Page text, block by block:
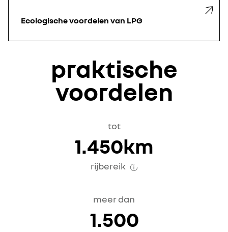
Ecologische voordelen van LPG
praktische
voordelen
tot
1.450km
rijbereik
meer dan
1.500